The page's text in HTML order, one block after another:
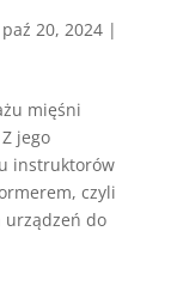
paź 20, 2024|
mięśni
jego
instruktorów
czyli
urządzeń do